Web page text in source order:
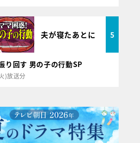
夫が寝たあとに 5
り回す 男の子の行動SP
)放送分